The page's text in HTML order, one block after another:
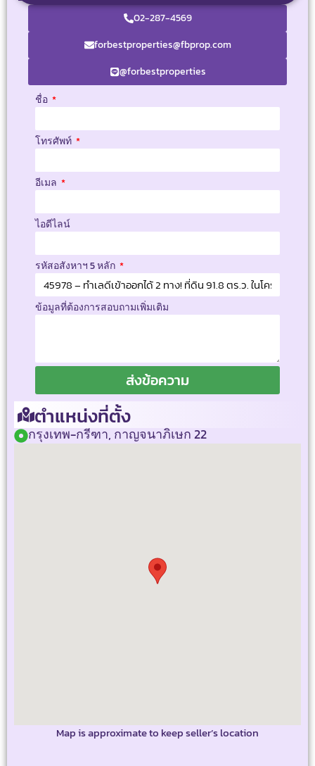
02-287-4569
forbestproperties@fbprop.com
@forbestproperties
ชื่อ
โทรศัพท์
อีเมล
ไอดีไลน์
รหัสอสังหาฯ 5 หลัก
ข้อมูลที่ต้องการสอบถามเพิ่มเติม
ส่งข้อความ
ตำแหน่งที่ตั้ง
กรุงเทพ-กรีฑา, กาญจนาภิเษก 22
Map is approximate to keep seller’s location